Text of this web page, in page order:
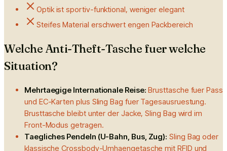
Optik ist sportiv-funktional, weniger elegant
Steifes Material erschwert engen Packbereich
Welche Anti-Theft-Tasche fuer welche
Situation?
Mehrtaegige Internationale Reise: Brusttasche fuer Pass
und EC-Karten plus Sling Bag fuer Tagesausruestung.
Brusttasche bleibt unter der Jacke, Sling Bag wird im
Front-Modus getragen.
Taegliches Pendeln (U-Bahn, Bus, Zug): Sling Bag oder
klassische Crossbody-Umhaengetasche mit RFID und